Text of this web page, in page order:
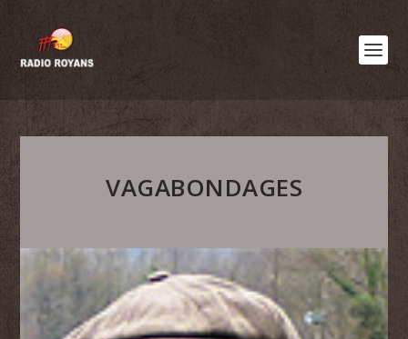
VAGABONDAGES